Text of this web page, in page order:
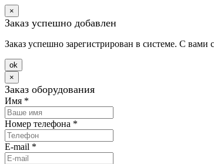
×
Заказ успешно добавлен
Заказ успешно зарегистрирован в системе. С
оk
×
Заказ оборудования
Имя *
Номер телефона *
E-mail *